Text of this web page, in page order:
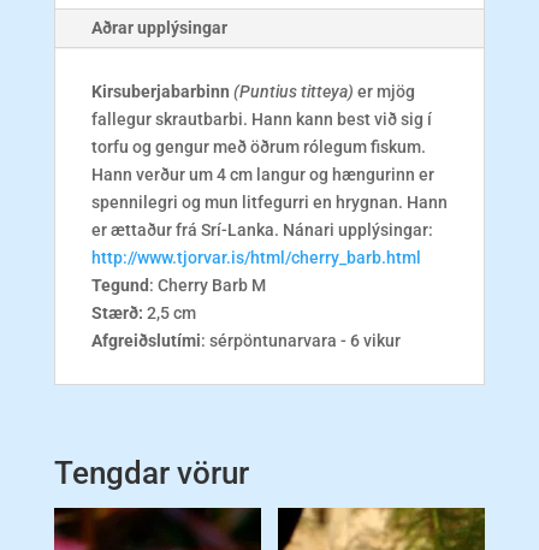
Aðrar upplýsingar
Kirsuberjabarbinn (Puntius titteya) er mjög
fallegur skrautbarbi. Hann kann best við sig í
torfu og gengur með öðrum rólegum fiskum.
Hann verður um 4 cm langur og hængurinn er
spennilegri og mun litfegurri en hrygnan. Hann
er ættaður frá Srí-Lanka. Nánari upplýsingar:
http://www.tjorvar.is/html/cherry_barb.html
Tegund: Cherry Barb M
Stærð: 2,5 cm
Afgreiðslutími: sérpöntunarvara - 6 vikur
Tengdar vörur